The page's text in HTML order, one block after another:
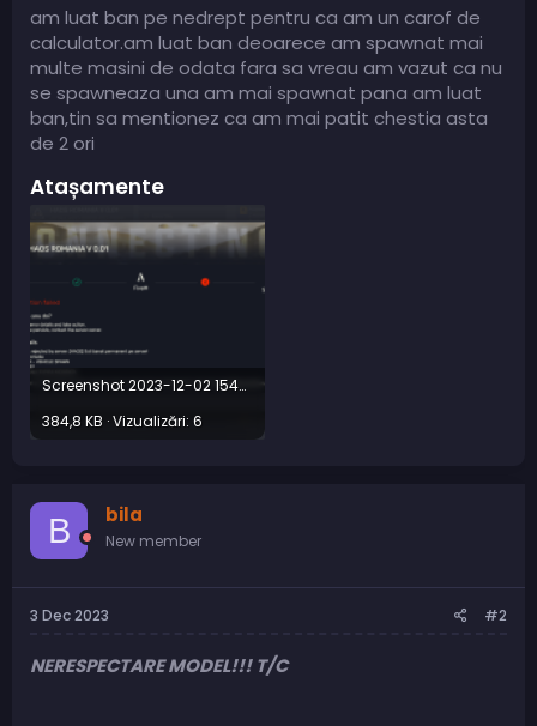
am luat ban pe nedrept pentru ca am un carof de
calculator.am luat ban deoarece am spawnat mai
multe masini de odata fara sa vreau am vazut ca nu
se spawneaza una am mai spawnat pana am luat
ban,tin sa mentionez ca am mai patit chestia asta
de 2 ori
Atașamente
Screenshot 2023-12-02 154009.png
384,8 KB · Vizualizări: 6
B bila
New member
3 Dec 2023 #2
NERESPECTARE MODEL!!! T/C